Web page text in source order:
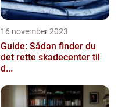
16 november 2023
Guide: Sådan finder du
det rette skadecenter til
d...